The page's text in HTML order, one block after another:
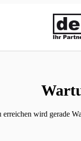
wird gerade